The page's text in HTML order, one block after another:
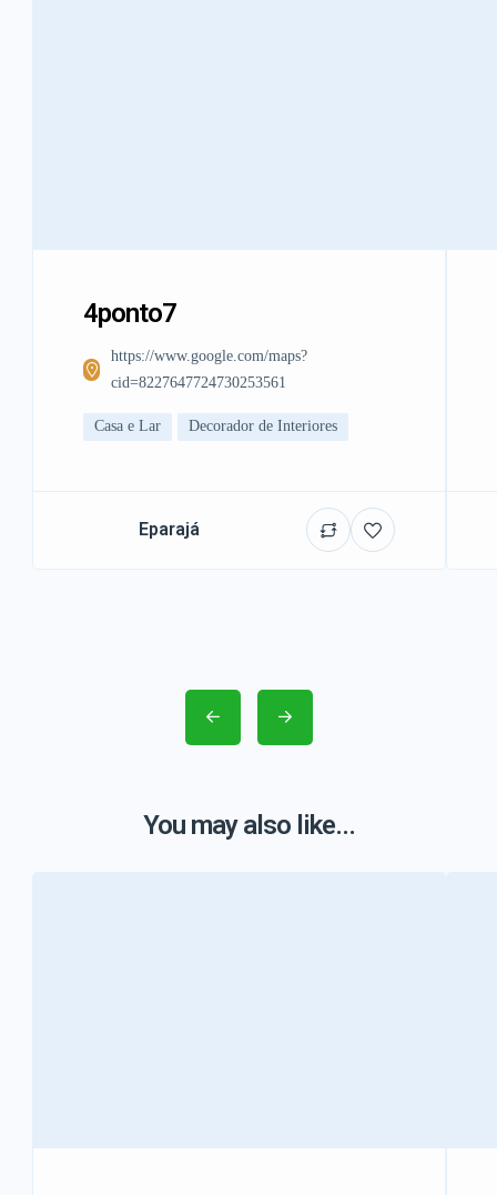
4ponto7
https://www.google.com/maps?
cid=8227647724730253561
Casa e Lar Decorador de Interiores
Eparajá
You may also like...